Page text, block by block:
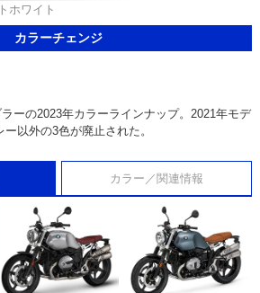
ホワイト
カラーチェンジ
ーの2023年カラーラインナップ。2021年モデ
以外の3色が廃止された。
カラー／関連情報